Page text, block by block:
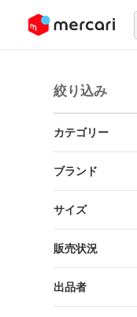
ツにスキップ
絞り込み
カテゴリー
ブランド
サイズ
販売状況
出品者